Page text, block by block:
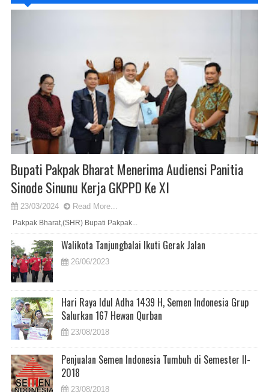
Bupati Pakpak Bharat Menerima Audiensi Panitia
Sinode Sinunu Kerja GKPPD Ke XI
23/03/2024 Read More...
Pakpak Bharat,(SHR) Bupati Pakpak...
Walikota Tanjungbalai Ikuti Gerak Jalan
26/06/2023
Hari Raya Idul Adha 1439 H, Semen Indonesia Grup
Salurkan 167 Hewan Qurban
23/08/2018
Penjualan Semen Indonesia Tumbuh di Semester II-
2018
23/08/2018